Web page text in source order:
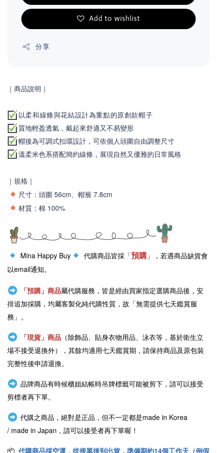
Add to wishlist
分享
｜商品說明 ｜
以柔和線條與花結設計為重點的原創款帽子
質地輕盈透氣，戴起來舒適又不易變形
帽後為可調式扣環設計，可依個人頭圍自由調整尺寸
溫柔米色系搭配簡約線條，展現自然又優雅的日常風格
｜規格｜
尺寸：頭圍 56cm、帽簷 7.8cm
材質 ： 棉 100%
Mina Happy Buy 代購商品皆採「預購」，若遇商品缺貨會
以email通知。
「預購」商品屬代購服務，皆是經由買家指定選購商品後，安
排追加採購，均屬客製化純代購性質，故「無需提供七天鑑賞服
務」。
「現貨」商品（除飾品、貼身衣物用品、泳衣等，基於衛生立
場不接受退換外），其餘均適用七天鑑賞期，請保持商品及原包裝
完整性後申請退換。
品牌商品有時候櫃姐結帳時吊牌標籤可能被剪下，請可以接受
剪標者再下單。
代購之商品，絕對是正品，但不一定都是made in Korea
/ made in Japan ，請可以接受者再下單喔！
📦 代購商品採空運，從接單後到出貨，準備期約14個工作天（例假